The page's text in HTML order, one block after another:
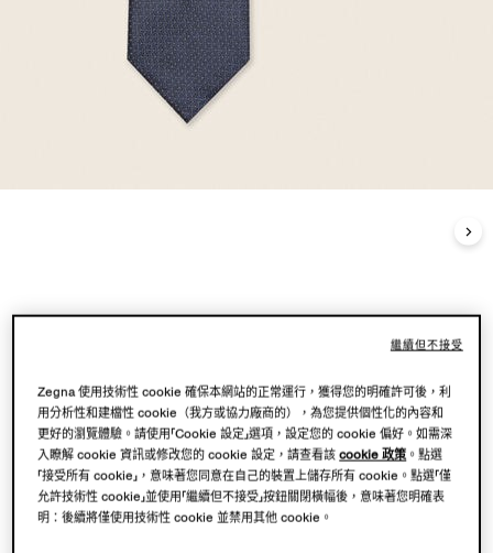
Zegna 使用技術性 cookie 確保本網站的正常運行，獲得您的明確許可後，利
用分析性和建檔性 cookie（我方或協力廠商的），為您提供個性化的內容和
更好的瀏覽體驗。請使用「Cookie 設定」選項，設定您的 cookie 偏好。如需深
入瞭解 cookie 資訊或修改您的 cookie 設定，請查看該cookie 政策。點選
「接受所有 cookie」，意味著您同意在自己的裝置上儲存所有 cookie。點選「僅
允許技術性 cookie」並使用「繼續但不接受」按鈕關閉橫幅後，意味著您明確表
明：後續將僅使用技術性 cookie 並禁用其他 cookie。
繼續但不接受